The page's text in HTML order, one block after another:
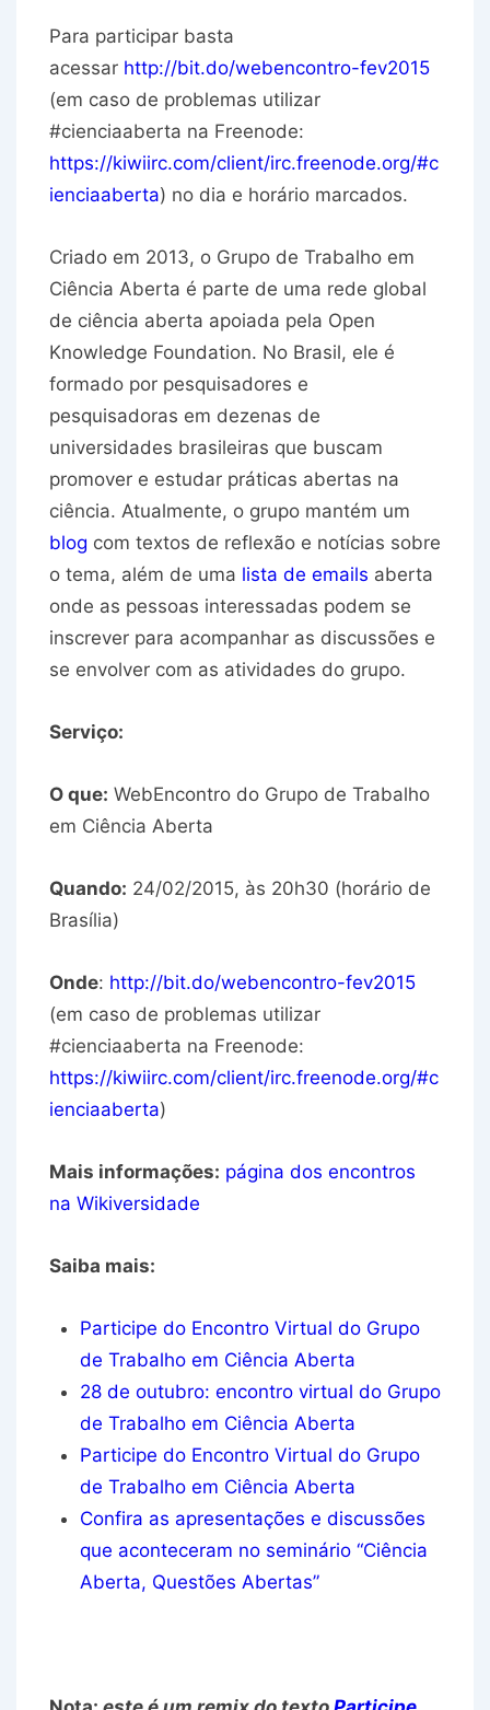
Para participar basta
acessar http://bit.do/webencontro-fev2015
(em caso de problemas utilizar
#cienciaaberta na Freenode:
https://kiwiirc.com/client/irc.freenode.org/#c
ienciaaberta) no dia e horário marcados.
Criado em 2013, o Grupo de Trabalho em
Ciência Aberta é parte de uma rede global
de ciência aberta apoiada pela Open
Knowledge Foundation. No Brasil, ele é
formado por pesquisadores e
pesquisadoras em dezenas de
universidades brasileiras que buscam
promover e estudar práticas abertas na
ciência. Atualmente, o grupo mantém um
blog com textos de reflexão e notícias sobre
o tema, além de uma lista de emails aberta
onde as pessoas interessadas podem se
inscrever para acompanhar as discussões e
se envolver com as atividades do grupo.
Serviço:
O que: WebEncontro do Grupo de Trabalho
em Ciência Aberta
Quando: 24/02/2015, às 20h30 (horário de
Brasília)
Onde: http://bit.do/webencontro-fev2015
(em caso de problemas utilizar
#cienciaaberta na Freenode:
https://kiwiirc.com/client/irc.freenode.org/#c
ienciaaberta)
Mais informações: página dos encontros
na Wikiversidade
Saiba mais:
Participe do Encontro Virtual do Grupo
de Trabalho em Ciência Aberta
28 de outubro: encontro virtual do Grupo
de Trabalho em Ciência Aberta
Participe do Encontro Virtual do Grupo
de Trabalho em Ciência Aberta
Confira as apresentações e discussões
que aconteceram no seminário “Ciência
Aberta, Questões Abertas”